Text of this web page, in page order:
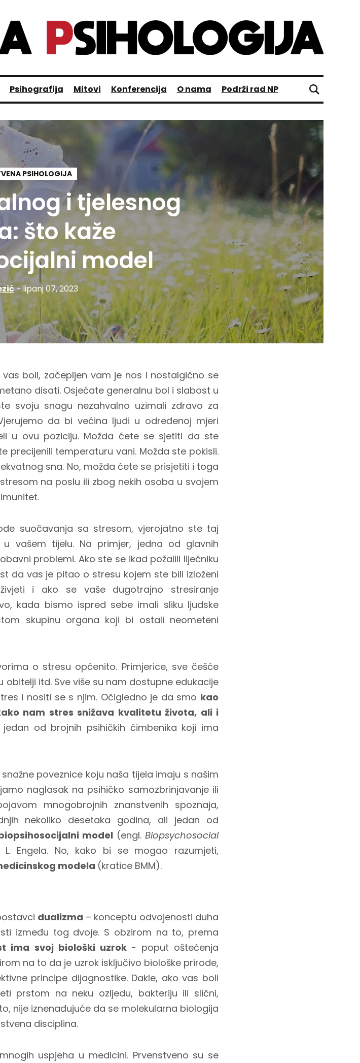
Psihografija Mitovi Konferencija O nama Podrži rad NP
PSIHOLOGIJA
i tjelesnog
što kaže
model
- lipanj 07, 2023
vas boli, začepljen vam je nos i nostalgično se
disati. Osjećate generalnu bol i slabost u
svoju snagu nezahvalno uzimali zdravo za
da bi većina ljudi u određenoj mjeri
u ovu poziciju. Možda ćete se sjetiti da ste
precijenili temperaturu vani. Možda ste pokisli.
sna. No, možda ćete se prisjetiti i toga
na poslu ili zbog nekih osoba u svojem
suočavanja sa stresom, vjerojatno ste taj
vašem tijelu. Na primjer, jedna od glavnih
problemi. Ako ste se ikad požalili liječniku
da vas je pitao o stresu kojem ste bili izloženi
i ako se vaše dugotrajno stresiranje
kada bismo ispred sebe imali sliku ljudske
skupinu organa koji bi ostali neometeni
o stresu općenito. Primjerice, sve češće
itd. Sve više su nam dostupne edukacije
i nositi se s njim. Očigledno je da smo kao
nam stres snižava kvalitetu života, ali i
od brojnih psihičkih čimbenika koji ima
poveznice koju naša tijela imaju s našim
naglasak na psihičko samozbrinjavanje ili
mnogobrojnih znanstvenih spoznaja,
nekoliko desetaka godina, ali jedan od
model (engl. Biopsychosocial
Engela. No, kako bi se mogao razumjeti,
modela (kratice BMM).
dualizma – konceptu odvojenosti duha
između tog dvoje. S obzirom na to, prema
ima svoj biološki uzrok - poput oštećenja
na to da je uzrok isključivo biološke prirode,
principe dijagnostike. Dakle, ako vas boli
prstom na neku ozljedu, bakteriju ili slični,
nije iznenađujuće da se molekularna biologija
disciplina.
uspjeha u medicini. Prvenstveno su se